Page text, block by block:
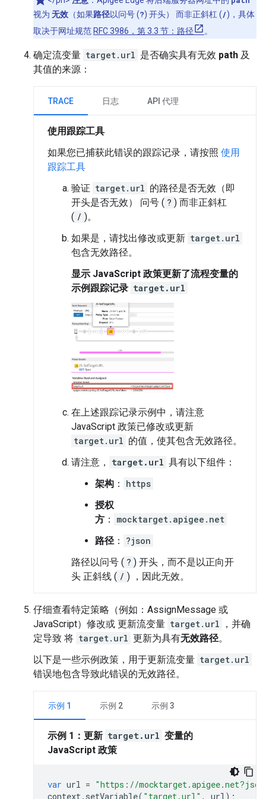
视为 无效 （如果路径以问号 (?) 开头） 而非正斜杠 (/)，具体
取决于网址规范 RFC 3986，第 3.3 节：路径 。
确定流变量 target.url 是否确实具有无效 path 及
其值的来源：
TRACE 日志 API 代理
使用跟踪工具
如果您已捕获此错误的跟踪记录，请按照 使用
跟踪工具
验证 target.url 的路径是否无效（即
开头是否无效） 问号 ( ? ) 而非正斜杠
( / )。
如果是，请找出修改或更新 target.url
包含无效路径。
显示 JavaScript 政策更新了流程变量的
示例跟踪记录 target.url
在上述跟踪记录示例中，请注意
JavaScript 政策已修改或更新
target.url 的值，使其包含无效路径。
请注意，
target.url 具有以下组件：
架构 ：
https
授权
方 ：
mocktarget.apigee.net
路径：
?json
路径以问号 ( ? ) 开头，而不是以正向开
头 正斜线 ( / ) ，因此无效。
仔细查看特定策略（例如：AssignMessage 或
JavaScript）修改或 更新流变量 target.url
，并确
定导致 将 target.url 更新为具有无效路径。
以下是一些示例政策，用于更新流变量 target.url
错误地包含导致此错误的无效路径。
示例 1 示例 2 示例 3
示例 1：更新 target.url 变量的
JavaScript 政策
var url = "https://
context . setVariable( "target.url" , url );